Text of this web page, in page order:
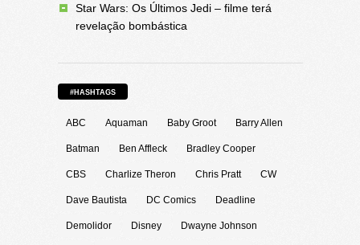
Star Wars: Os Últimos Jedi – filme terá
revelação bombástica
#HASHTAGS
ABC Aquaman Baby Groot Barry Allen
Batman Ben Affleck Bradley Cooper
CBS Charlize Theron Chris Pratt CW
Dave Bautista DC Comics Deadline
Demolidor Disney Dwayne Johnson